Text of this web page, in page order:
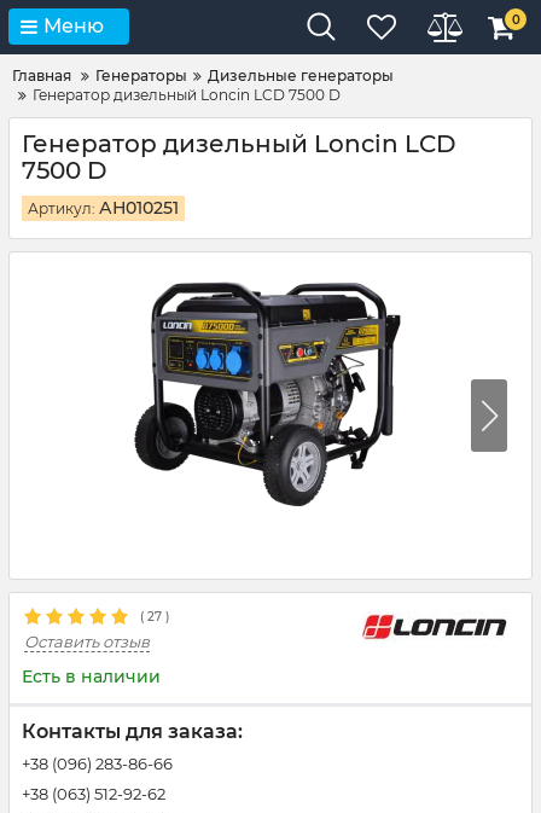
Меню 0
Главная Генераторы
Дизельные генераторы
Генератор дизельный Loncin LCD 7500 D
Генератор дизельный Loncin LCD
7500 D
Артикул: АН010251
( 27 )
Оставить отзыв
Есть в наличии
Контакты для заказа:
+38 (096) 283-86-66
+38 (063) 512-92-62